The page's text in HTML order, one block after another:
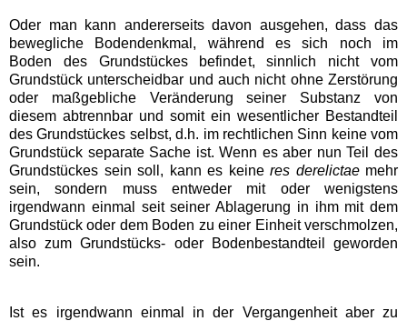
Oder man kann andererseits davon ausgehen, dass das
bewegliche Bodendenkmal, während es sich noch im
Boden des Grundstückes befindet, sinnlich nicht vom
Grundstück unterscheidbar und auch nicht ohne Zerstörung
oder maßgebliche Veränderung seiner Substanz von
diesem abtrennbar und somit ein wesentlicher Bestandteil
des Grundstückes selbst, d.h. im rechtlichen Sinn keine vom
Grundstück separate Sache ist. Wenn es aber nun Teil des
Grundstückes sein soll, kann es keine res derelictaemehr
sein, sondern muss entweder mit oder wenigstens
irgendwann einmal seit seiner Ablagerung in ihm mit dem
Grundstück oder dem Boden zu einer Einheit verschmolzen,
also zum Grundstücks- oder Bodenbestandteil geworden
sein.
Ist es irgendwann einmal in der Vergangenheit aber zu